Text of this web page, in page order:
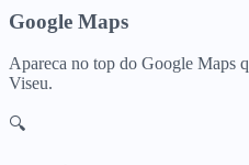
Google Maps
Apareca no top do Google Maps
Viseu.
🔍